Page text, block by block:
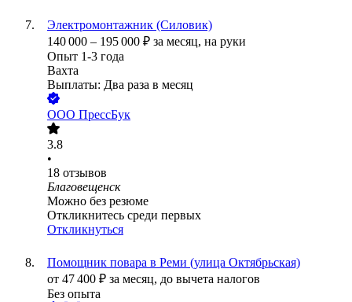
Электромонтажник (Силовик)
140 000 – 195 000 ₽ за месяц, на руки
Опыт 1-3 года
Вахта
Выплаты: Два раза в месяц
ООО ПрессБук
3.8
•
18 отзывов
Благовещенск
Можно без резюме
Откликнитесь среди первых
Откликнуться
Помощник повара в Реми (улица Октябрьская)
от 47 400 ₽ за месяц, до вычета налогов
Без опыта